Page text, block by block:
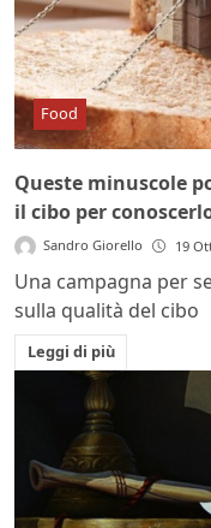
Food
Queste minuscole
il cibo per
Sandro Giorello 19
Una campagna per
sulla qualità del cibo
Leggi di più